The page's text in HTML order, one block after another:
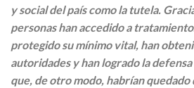
y social del país como la tutela.
personas han accedido a
protegido su mínimo vital, han
autoridades y han logrado la
que, de otro modo, habrían quedado